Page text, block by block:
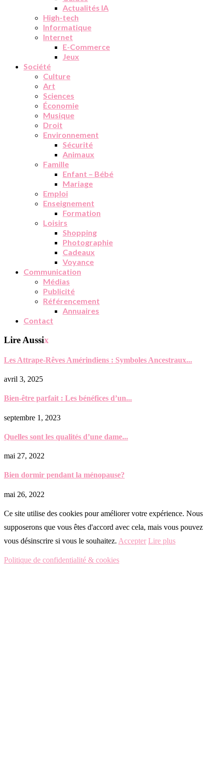
Actualités IA
High-tech
Informatique
Internet
E-Commerce
Jeux
Société
Culture
Art
Sciences
Économie
Musique
Droit
Environnement
Sécurité
Animaux
Famille
Enfant – Bébé
Mariage
Emploi
Enseignement
Formation
Loisirs
Shopping
Photographie
Cadeaux
Voyance
Communication
Médias
Publicité
Référencement
Annuaires
Contact
Lire Aussix
Les Attrape-Rêves Amérindiens : Symboles Ancestraux...
avril 3, 2025
Bien-être parfait : Les bénéfices d’un...
septembre 1, 2023
Quelles sont les qualités d’une dame...
mai 27, 2022
Bien dormir pendant la ménopause?
mai 26, 2022
Ce site utilise des cookies pour améliorer votre expérience. Nous
supposerons que vous êtes d'accord avec cela, mais vous pouvez
vous désinscrire si vous le souhaitez. Accepter Lire plus
Politique de confidentialité & cookies